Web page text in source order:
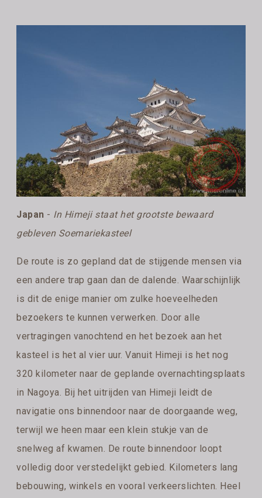
Japan - In Himeji staat het grootste bewaard
gebleven Soemariekasteel
De route is zo gepland dat de stijgende mensen via
een andere trap gaan dan de dalende. Waarschijnlijk
is dit de enige manier om zulke hoeveelheden
bezoekers te kunnen verwerken. Door alle
vertragingen vanochtend en het bezoek aan het
kasteel is het al vier uur. Vanuit Himeji is het nog
320 kilometer naar de geplande overnachtingsplaats
in Nagoya. Bij het uitrijden van Himeji leidt de
navigatie ons binnendoor naar de doorgaande weg,
terwijl we heen maar een klein stukje van de
snelweg af kwamen. De route binnendoor loopt
volledig door verstedelijkt gebied. Kilometers lang
bebouwing, winkels en vooral verkeerslichten. Heel